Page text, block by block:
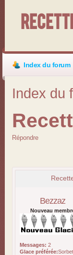
Index du forum
Index du
Répondre
Bezzaz
Nouveau
Messages: 2
Glace préférée:Sorbet